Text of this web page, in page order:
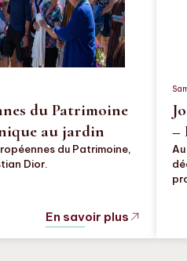
du Patrimoine
au jardin
du Patrimoine,
Dior.
En savoir plus
–